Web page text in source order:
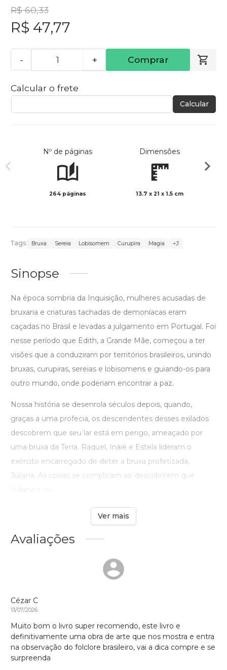
R$ 60,33
R$ 47,77
- + Comprar
Calcular o frete
Calcular
Nº de páginas
264 páginas
Dimensões
13.7 x 21 x 1.5 cm
Tags: Bruxa Sereia Lobisomem Curupira Magia +3
Sinopse
Na época sombria da Inquisição, mulheres acusadas de
bruxaria e criaturas tachadas de demoníacas eram
caçadas no Brasil e levadas a julgamento em Portugal. Foi
nesse período que Edith, a Grande Mãe, começou a ter
visões que a conduziram por territórios brasileiros, unindo
bruxas, curupiras, sereias e lobisomens e guiando-os para
outro mundo, onde poderiam encontrar a paz.
Nossa história se desenrola séculos depois, quando,
graças a uma profecia, os descendentes desses exilados
descobrem que seu lar está em perigo, ameaçado por
uma bruxa da Terra. Raquel, Inaiê e Estela lideram o
exército encarregado de deter a bruxa profetizada,
Juliana. As coisas se complicam ao descobrirem que
Ver mais
Avaliações
Cézar C
13/07/2026
Muito bom o livro super recomendo, este livro e
definitivamente uma obra de arte que nos mostra e entra
na observação do folclore brasileiro, vai a dica compre e se
surpreenda